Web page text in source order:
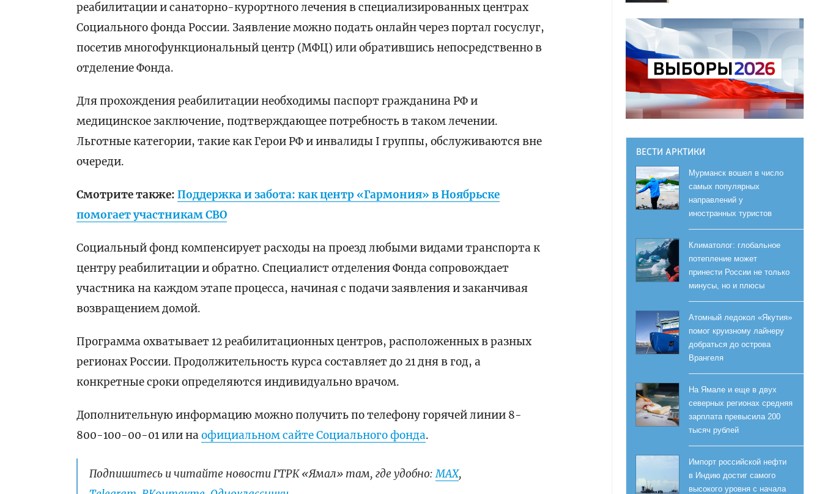
реабилитации и санаторно-курортного лечения в специализированных центрах
Социального фонда России. Заявление можно подать онлайн через портал госуслуг,
посетив многофункциональный центр (МФЦ) или обратившись непосредственно в
отделение Фонда.
Для прохождения реабилитации необходимы паспорт гражданина РФ и
медицинское заключение, подтверждающее потребность в таком лечении.
Льготные категории, такие как Герои РФ и инвалиды I группы, обслуживаются вне
очереди.
Смотрите также:Поддержка и забота: как центр «Гармония» в Ноябрьске
помогает участникам СВО
Социальный фонд компенсирует расходы на проезд любыми видами транспорта к
центру реабилитации и обратно. Специалист отделения Фонда сопровождает
участника на каждом этапе процесса, начиная с подачи заявления и заканчивая
возвращением домой.
Программа охватывает 12 реабилитационных центров, расположенных в разных
регионах России. Продолжительность курса составляет до 21 дня в год, а
конкретные сроки определяются индивидуально врачом.
Дополнительную информацию можно получить по телефону горячей линии 8-
800-100-00-01 или наофициальном сайте Социального фонда.
Подпишитесь и читайте новости ГТРК «Ямал» там, где удобно:МАХ,
ВЕСТИ АРКТИКИ
Мурманск вошел в число
самых популярных
направлений у
иностранных туристов
Климатолог: глобальное
потепление может
принести России не только
минусы, но и плюсы
Атомный ледокол «Якутия»
помог круизному лайнеру
добраться до острова
Врангеля
На Ямале и еще в двух
северных регионах средняя
зарплата превысила 200
тысяч рублей
Импорт российской нефти
в Индию достиг самого
высокого уровня с начала